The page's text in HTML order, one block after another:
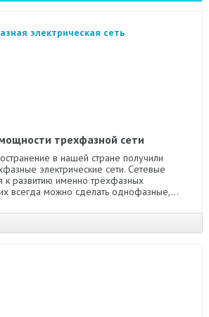
трехфазной сети
в нашей стране получили
электрические сети. Сетевые
к развитию именно трёхфазных
всегда можно сделать однофазные,...